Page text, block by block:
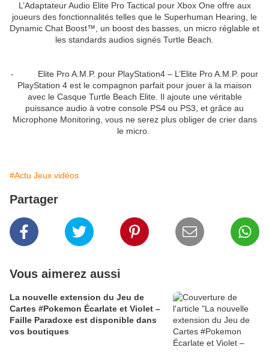
L’Adaptateur Audio Elite Pro Tactical pour Xbox One offre aux
joueurs des fonctionnalités telles que le Superhuman Hearing, le
Dynamic Chat Boost™, un boost des basses, un micro réglable et
les standards audios signés Turtle Beach.
- Elite Pro A.M.P. pour PlayStation4 – L’Elite Pro A.M.P. pour
PlayStation 4 est le compagnon parfait pour jouer à la maison
avec le Casque Turtle Beach Elite. Il ajoute une véritable
puissance audio à votre console PS4 ou PS3, et grâce au
Microphone Monitoring, vous ne serez plus obliger de crier dans
le micro.
#Actu Jeux vidéos
Partager
Vous aimerez aussi
La nouvelle extension du Jeu de
Cartes #Pokemon Écarlate et Violet –
Faille Paradoxe est disponible dans
vos boutiques